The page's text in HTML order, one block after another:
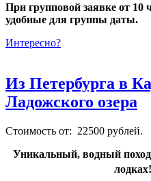
При групповой заявке от 10
удобные для группы даты.
Интересно?
Из Петербурга в
Ладожского озера
Стоимость от: 22500 рублей.
Уникальный, водный
лодках!